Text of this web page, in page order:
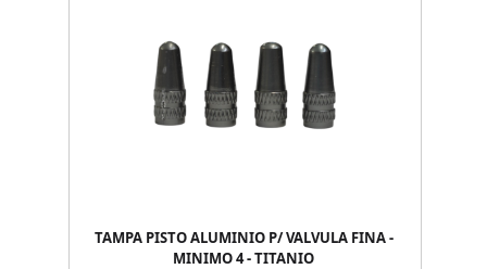
TAMPA PISTO ALUMINIO P/ VALVULA FINA -
MINIMO 4 - TITANIO